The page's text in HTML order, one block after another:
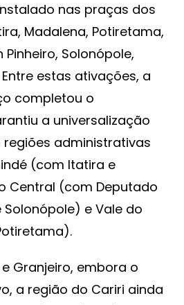
nas praças dos
Madalena, Potiretama,
Solonópole,
estas ativações, a
completou o
a universalização
administrativas
(com Itatira e
Central (com Deputado
Solonópole) e Vale do
Granjeiro, embora o
a região do Cariri ainda